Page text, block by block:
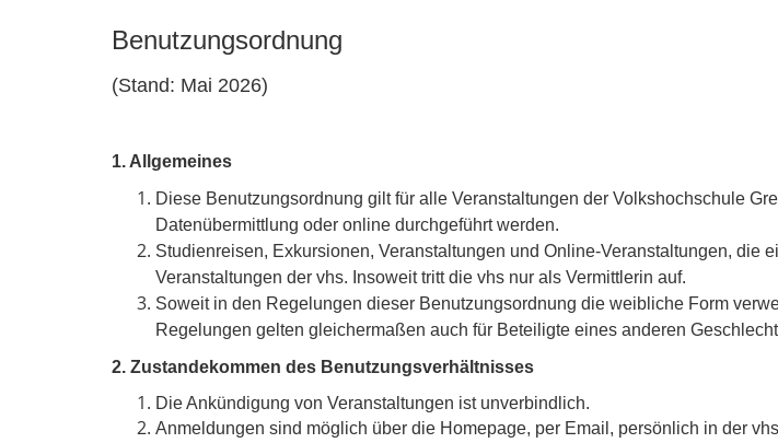
Benutzungsordnung
(Stand: Mai 2026)
1. Allgemeines
Diese Benutzungsordnung gilt für alle Veranstaltungen der Volkshochschule
Datenübermittlung oder online durchgeführt werden.
Studienreisen, Exkursionen, Veranstaltungen und Online-Veranstaltungen, die
Veranstaltungen der vhs. Insoweit tritt die vhs nur als Vermittlerin auf.
Soweit in den Regelungen dieser Benutzungsordnung die weibliche Form
Regelungen gelten gleichermaßen auch für Beteiligte eines anderen
2. Zustandekommen des Benutzungsverhältnisses
Die Ankündigung von Veranstaltungen ist unverbindlich.
Anmeldungen sind möglich über die Homepage, per Email, persönlich in der